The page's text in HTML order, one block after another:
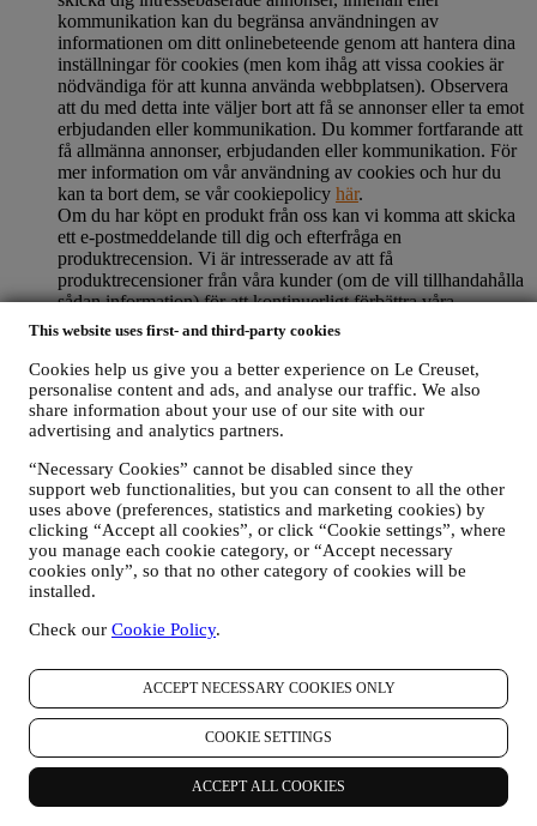
This website uses first- and third-party cookies
Cookies help us give you a better experience on Le Creuset,
personalise content and ads, and analyse our traffic. We also
share information about your use of our site with our
advertising and analytics partners.
“Necessary Cookies” cannot be disabled since they
support web functionalities, but you can consent to all the other
uses above (preferences, statistics and marketing cookies) by
clicking “Accept all cookies”, or click “Cookie settings”, where
you manage each cookie category, or “Accept necessary
cookies only”, so that no other category of cookies will be
installed.
Check our Cookie Policy.
ACCEPT NECESSARY COOKIES ONLY
COOKIE SETTINGS
ACCEPT ALL COOKIES
kommunikation kan du begränsa användningen av
informationen om ditt onlinebeteende genom att hantera dina
inställningar för cookies (men kom ihåg att vissa cookies är
nödvändiga för att kunna använda webbplatsen). Observera
att du med detta inte väljer bort att få se annonser eller ta emot
erbjudanden eller kommunikation. Du kommer fortfarande att
få allmänna annonser, erbjudanden eller kommunikation. För
mer information om vår användning av cookies och hur du
kan ta bort dem, se vår cookiepolicy här.
Om du har köpt en produkt från oss kan vi komma att skicka
ett e-postmeddelande till dig och efterfråga en
produktrecension. Vi är intresserade av att få
produktrecensioner från våra kunder (om de vill tillhandahålla
sådan information) för att kontinuerligt förbättra våra
produkter och tjänster. I slutet av köpprocessen kan vi också
bjuda in dig till att skriva en produktrecension. Det är inte
obligatoriskt och du kan fritt välja om du vill göra det eller
inte.
4. Hur skyddas dina uppgifter?
uppgifter. Le Creuset kommer att vidta rimliga åtgärder för att
säkerställa att dina uppgifter bevaras säkert, endast används för de
ändamål som beskrivits i detta integritetsmeddelande (och inte i
andra syften) och att du kan få tillgång till eller korrigera dem på
begäran. Vi vidtar organisatoriska, tekniska och administrativa
säkerhetsåtgärder för att lättare kunna skydda mot risken att dina
inte garantera att ingen av dessa händelser någonsin kommer att
Var– I syfte att erbjuda de tjänster som beskrivits ovan kan det
hända att dina uppgifter bearbetas eller lagras både inom och utanför
ditt bosättningsland samt både inom och utanför Europeiska
ekonomiska samarbetsområdet (EES). Med tanke på Le Creuset-
verksamhetens globala omfattning kan det hända att vissa filialer och
affärspartner, som agerar i egenskap av personuppgiftsbearbetare
(processors) och som är etablerade i ett annat land än ditt